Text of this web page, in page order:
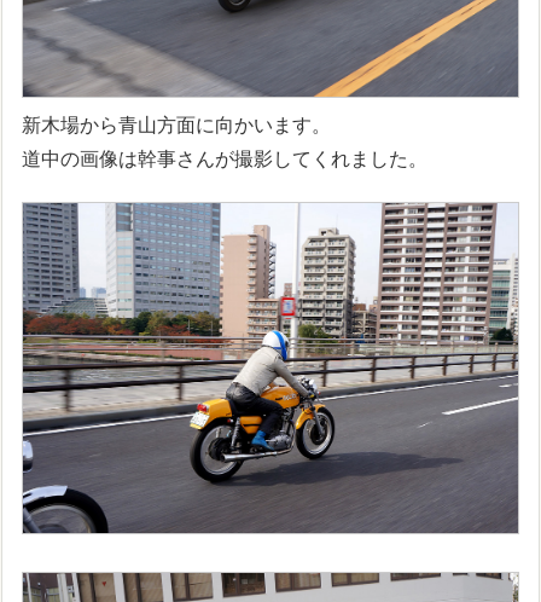
新木場から青山方面に向かいます。
道中の画像は幹事さんが撮影してくれました。